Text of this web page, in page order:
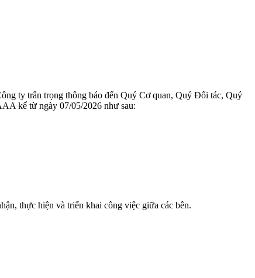
ty trân trọng thông báo đến Quý Cơ quan, Quý Đối tác, Quý
kể từ ngày 07/05/2026 như sau:
thực hiện và triển khai công việc giữa các bên.